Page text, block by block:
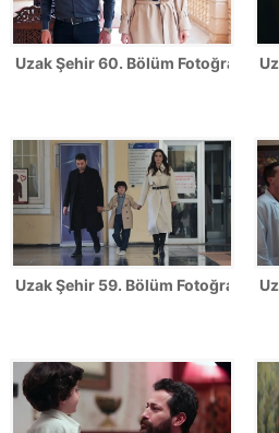
Uzak Şehir 60. Bölüm Fotoğrafları
Uzak Şehir 59. Bölüm Fotoğrafları